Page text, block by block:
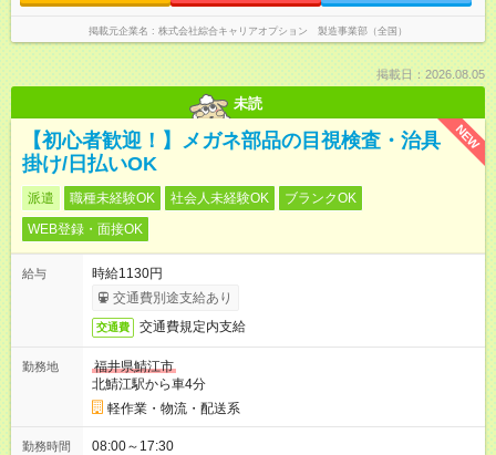
掲載元企業名 株式会社綜合キャリアオプション 製造事業部（全国）
掲載日：2026.08.05
未読
NEW
【初心者歓迎！】メガネ部品の目視検査・治具
掛け/日払いOK
派遣 職種未経験OK 社会人未経験OK
ブランクOK
WEB登録・面接OK
給与
時給1130円
交通費別途支給あり
交通費 交通費規定内支給
勤務地
福井県鯖江市
北鯖江駅から車4分
軽作業・物流・配送系
勤務時間 08:00～17:30